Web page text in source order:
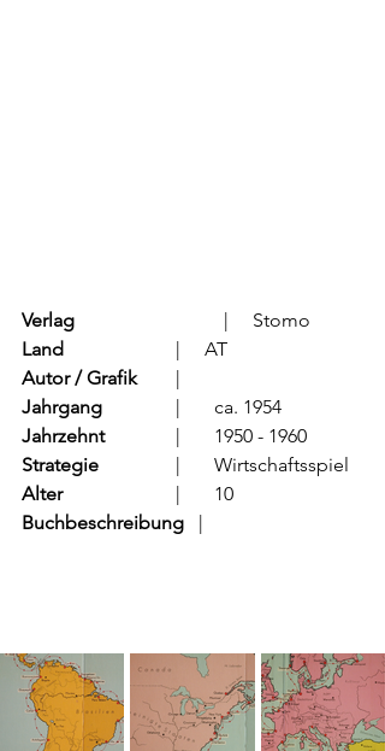
Verlag
			  |     Stomo
Land
			  |     AT
Autor / Grafik
Jahrgang
		  |	ca. 1954
Jahrzehnt
		  |	1950 - 1960
Strategie
		  |	Wirtschaftsspiel
Alter
			  |	10
Buchbeschreibung